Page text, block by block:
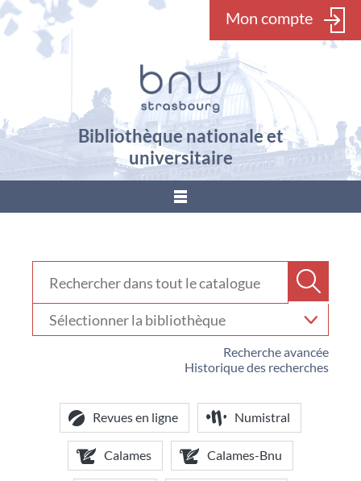
Mon compte
Bibliothèque nationale et
universitaire
???
Recherche avancée
Historique des recherches
votre
bibliothèque
Revues en ligne Numistral
Calames Calames-Bnu